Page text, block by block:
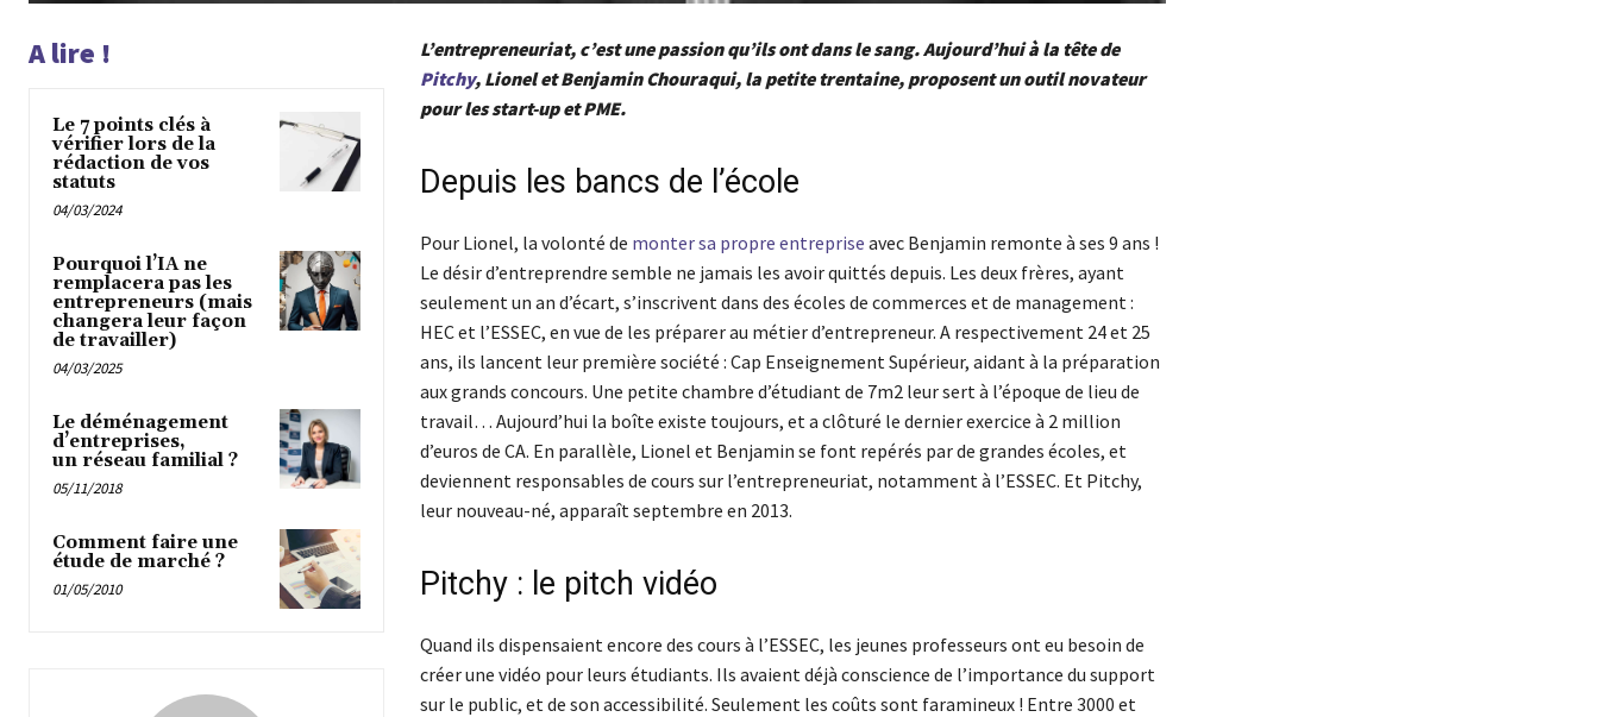
A lire !
Le 7 points clés à
vérifier lors de la
rédaction de vos
statuts
04/03/2024
Pourquoi l’IA ne
remplacera pas les
entrepreneurs (mais
changera leur façon
de travailler)
04/03/2025
Le déménagement
d’entreprises,
un réseau familial ?
05/11/2018
Comment faire une
étude de marché ?
01/05/2010
L’entrepreneuriat, c’est une passion qu’ils ont dans le sang. Aujourd’hui à la tête de
Pitchy, Lionel et Benjamin Chouraqui, la petite trentaine, proposent un outil novateur
pour les start-up et PME.
Depuis les bancs de l’école
Pour Lionel, la volonté de monter sa propre entreprise avec Benjamin remonte à ses 9 ans !
Le désir d’entreprendre semble ne jamais les avoir quittés depuis. Les deux frères, ayant
seulement un an d’écart, s’inscrivent dans des écoles de commerces et de management :
HEC et l’ESSEC, en vue de les préparer au métier d’entrepreneur. A respectivement 24 et 25
ans, ils lancent leur première société : Cap Enseignement Supérieur, aidant à la préparation
aux grands concours. Une petite chambre d’étudiant de 7m2 leur sert à l’époque de lieu de
travail… Aujourd’hui la boîte existe toujours, et a clôturé le dernier exercice à 2 million
d’euros de CA. En parallèle, Lionel et Benjamin se font repérés par de grandes écoles, et
deviennent responsables de cours sur l’entrepreneuriat, notamment à l’ESSEC. Et Pitchy,
leur nouveau-né, apparaît septembre en 2013.
Pitchy : le pitch vidéo
Quand ils dispensaient encore des cours à l’ESSEC, les jeunes professeurs ont eu besoin de
créer une vidéo pour leurs étudiants. Ils avaient déjà conscience de l’importance du support
sur le public, et de son accessibilité. Seulement les coûts sont faramineux ! Entre 3000 et